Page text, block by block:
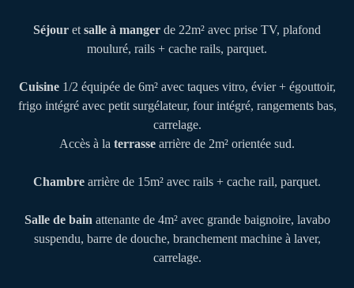
Séjour etsalle à manger de 22m² avec prise TV, plafond
mouluré, rails + cache rails, parquet.
Cuisine 1/2 équipée de 6m² avec taques vitro, évier + égouttoir,
frigo intégré avec petit surgélateur, four intégré, rangements bas,
carrelage.
Accès à la terrasse arrière de 2m² orientée sud.
Chambre arrière de 15m² avec rails + cache rail, parquet.
Salle de bain attenante de 4m² avec grande baignoire, lavabo
suspendu, barre de douche, branchement machine à laver,
carrelage.